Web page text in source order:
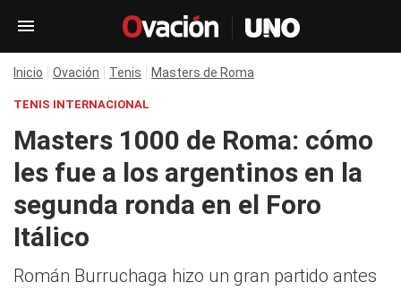
Inicio Ovación Tenis Masters de Roma
TENIS INTERNACIONAL
Masters 1000 de Roma: cómo
les fue a los argentinos en la
segunda ronda en el Foro
Itálico
Román Burruchaga hizo un gran partido antes